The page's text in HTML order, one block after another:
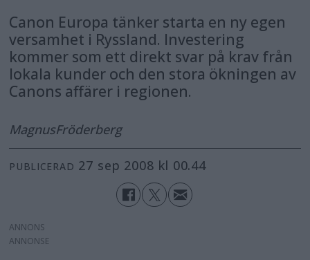
Canon Europa tänker starta en ny egen
versamhet i Ryssland. Investering
kommer som ett direkt svar på krav från
lokala kunder och den stora ökningen av
Canons affärer i regionen.
MagnusFröderberg
PUBLICERAD 27 sep 2008 kl 00.44
ANNONS